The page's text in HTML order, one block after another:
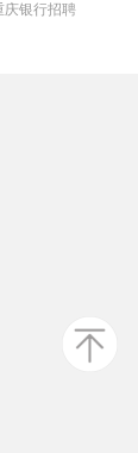
庆银行招聘